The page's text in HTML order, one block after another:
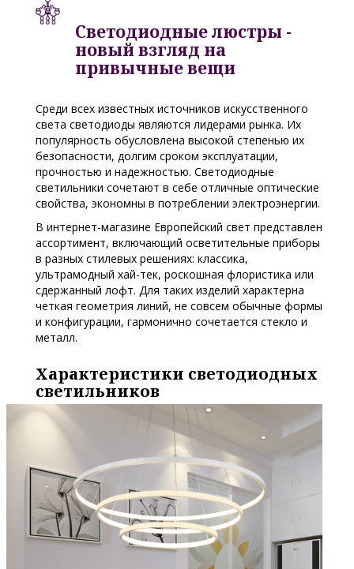
Светодиодные люстры -
новый взгляд на
привычные вещи
Среди всех известных источников искусственного
света светодиоды являются лидерами рынка. Их
популярность обусловлена высокой степенью их
безопасности, долгим сроком эксплуатации,
прочностью и надежностью. Светодиодные
светильники сочетают в себе отличные оптические
свойства, экономны в потреблении электроэнергии.
В интернет-магазине Европейский свет представлен
ассортимент, включающий осветительные приборы
в разных стилевых решениях: классика,
ультрамодный хай-тек, роскошная флористика или
сдержанный лофт. Для таких изделий характерна
четкая геометрия линий, не совсем обычные формы
и конфигурации, гармонично сочетается стекло и
металл.
Характеристики светодиодных
светильников